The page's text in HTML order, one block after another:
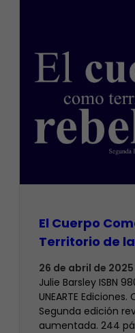
El Cuerpo
Territorio de
26 de abril de 2025
Julie Barsley ISBN
UNEARTE Ediciones.
Segunda edición
aumentada. 244